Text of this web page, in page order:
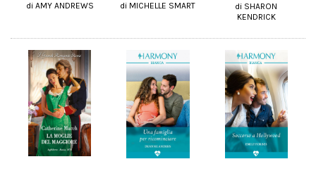
di AMY ANDREWS di MICHELLE SMART
di SHARON
KENDRICK